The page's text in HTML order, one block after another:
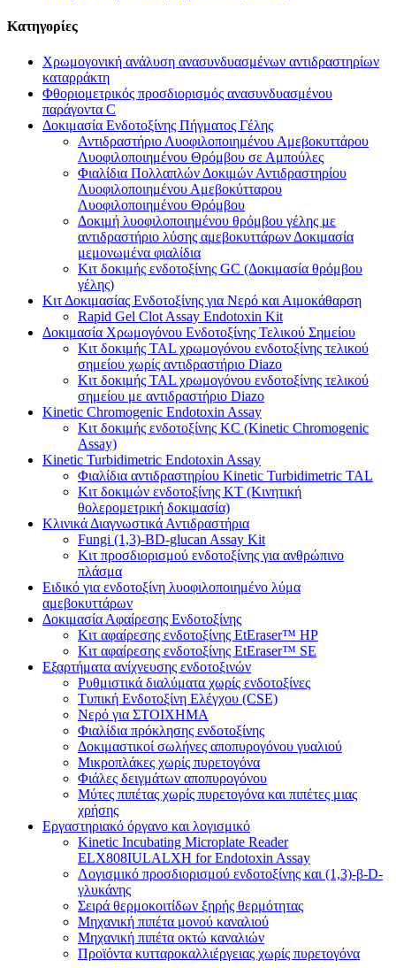
Κατηγορίες
Χρωμογονική ανάλυση ανασυνδυασμένων αντιδραστηρίων
καταρράκτη
Φθοριομετρικός προσδιορισμός ανασυνδυασμένου
παράγοντα C
Δοκιμασία Ενδοτοξίνης Πήγματος Γέλης
Αντιδραστήριο Λυοφιλοποιημένου Αμεβοκυττάρου
Λυοφιλοποιημένου Θρόμβου σε Αμπούλες
Φιαλίδια Πολλαπλών Δοκιμών Αντιδραστηρίου
Λυοφιλοποιημένου Αμεβοκύτταρου
Λυοφιλοποιημένου Θρόμβου
Δοκιμή λυοφιλοποιημένου θρόμβου γέλης με
αντιδραστήριο λύσης αμεβοκυττάρων Δοκιμασία
μεμονωμένα φιαλίδια
Κιτ δοκιμής ενδοτοξίνης GC (Δοκιμασία θρόμβου
γέλης)
Κιτ Δοκιμασίας Ενδοτοξίνης για Νερό και Αιμοκάθαρση
Rapid Gel Clot Assay Endotoxin Kit
Δοκιμασία Χρωμογόνου Ενδοτοξίνης Τελικού Σημείου
Κιτ δοκιμής TAL χρωμογόνου ενδοτοξίνης τελικού
σημείου χωρίς αντιδραστήριο Diazo
Κιτ δοκιμής TAL χρωμογόνου ενδοτοξίνης τελικού
σημείου με αντιδραστήριο Diazo
Kinetic Chromogenic Endotoxin Assay
Κιτ δοκιμής ενδοτοξίνης KC ​​(Kinetic Chromogenic
Assay)
Kinetic Turbidimetric Endotoxin Assay
Φιαλίδια αντιδραστηρίου Kinetic Turbidimetric TAL
Κιτ δοκιμών ενδοτοξίνης KT (Κινητική
θολερομετρική δοκιμασία)
Κλινικά Διαγνωστικά Αντιδραστήρια
Fungi (1,3)-BD-glucan Assay Kit
Κιτ προσδιορισμού ενδοτοξίνης για ανθρώπινο
πλάσμα
Ειδικό για ενδοτοξίνη λυοφιλοποιημένο λύμα
αμεβοκυττάρων
Δοκιμασία Αφαίρεσης Ενδοτοξίνης
Κιτ αφαίρεσης ενδοτοξίνης EtEraser™ HP
Κιτ αφαίρεσης ενδοτοξίνης EtEraser™ SE
Εξαρτήματα ανίχνευσης ενδοτοξινών
Ρυθμιστικά διαλύματα χωρίς ενδοτοξίνες
Τυπική Ενδοτοξίνη Ελέγχου (CSE)
Νερό για ΣΤΟΙΧΗΜΑ
Φιαλίδια πρόκλησης ενδοτοξίνης
Δοκιμαστικοί σωλήνες αποπυρογόνου γυαλιού
Μικροπλάκες χωρίς πυρετογόνα
Φιάλες δειγμάτων αποπυρογόνου
Μύτες πιπέτας χωρίς πυρετογόνα και πιπέτες μιας
χρήσης
Εργαστηριακό όργανο και λογισμικό
Kinetic Incubating Microplate Reader
ELX808IULALXH for Endotoxin Assay
Λογισμικό προσδιορισμού ενδοτοξίνης και (1,3)-β-D-
γλυκάνης
Σειρά θερμοκοιτίδων ξηρής θερμότητας
Μηχανική πιπέτα μονού καναλιού
Μηχανική πιπέτα οκτώ καναλιών
Προϊόντα κυτταροκαλλιέργειας χωρίς πυρετογόνα